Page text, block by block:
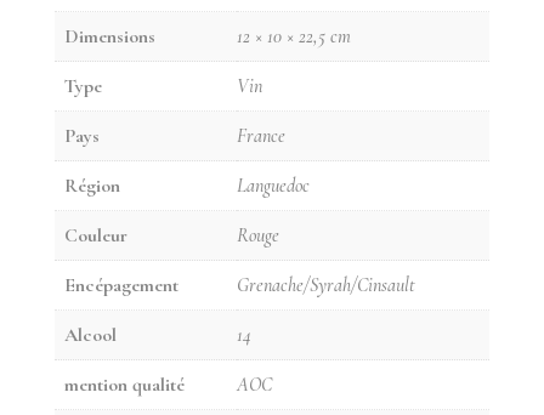
Dimensions 12 × 10 × 22,5 cm
Type Vin
Pays France
Région Languedoc
Couleur Rouge
Encépagement Grenache/Syrah/Cinsault
Alcool 14
mention qualité AOC